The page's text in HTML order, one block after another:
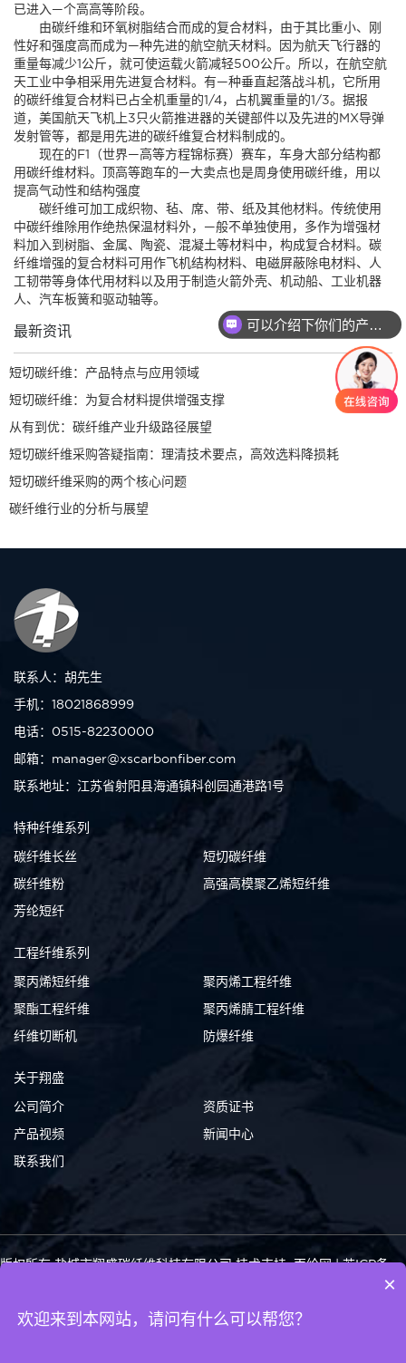
已进入—个高高等阶段。
由碳纤维和环氧树脂结合而成的复合材料，由于其比重小、刚
性好和强度高而成为—种先进的航空航天材料。因为航天飞行器的
重量每减少1公斤，就可使运载火箭减轻500公斤。所以，在航空航
天工业中争相采用先进复合材料。有—种垂直起落战斗机，它所用
的碳纤维复合材料已占全机重量的1/4，占机翼重量的1/3。据报
道，美国航天飞机上3只火箭推进器的关键部件以及先进的MX导弹
发射管等，都是用先进的碳纤维复合材料制成的。
现在的F1（世界—高等方程锦标赛）赛车，车身大部分结构都
用碳纤维材料。顶高等跑车的—大卖点也是周身使用碳纤维，用以
提高气动性和结构强度
碳纤维可加工成织物、毡、席、带、纸及其他材料。传统使用
中碳纤维除用作绝热保温材料外，—般不单独使用，多作为增强材
料加入到树脂、金属、陶瓷、混凝土等材料中，构成复合材料。碳
纤维增强的复合材料可用作飞机结构材料、电磁屏蔽除电材料、人
工韧带等身体代用材料以及用于制造火箭外壳、机动船、工业机器
人、汽车板簧和驱动轴等。
最新资讯
短切碳纤维：产品特点与应用领域
短切碳纤维：为复合材料提供增强支撑
从有到优：碳纤维产业升级路径展望
短切碳纤维采购答疑指南：理清技术要点，高效选料降损耗
短切碳纤维采购的两个核心问题
碳纤维行业的分析与展望
联系人：胡先生
手机：18021868999
电话：0515-82230000
邮箱：manager@xscarbonfiber.com
联系地址：江苏省射阳县海通镇科创园通港路1号
特种纤维系列
碳纤维长丝
短切碳纤维
碳纤维粉
高强高模聚乙烯短纤维
芳纶短纤
工程纤维系列
聚丙烯短纤维
聚丙烯工程纤维
聚酯工程纤维
聚丙烯腈工程纤维
纤维切断机
防爆纤维
关于翔盛
公司简介
资质证书
产品视频
新闻中心
联系我们
版权所有 盐城市翔盛碳纤维科技有限公司技术支持: 丙纶网|苏ICP备
关键词 : 短切碳纤维碳纤维粉 导电碳纤维 碳纤维绳 碳纤维
×
欢迎来到本网站，请问有什么可以帮您？